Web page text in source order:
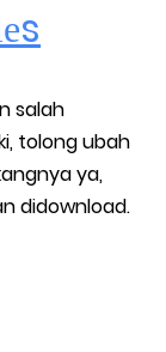
s
salah
tolong ubah
ya,
didownload.